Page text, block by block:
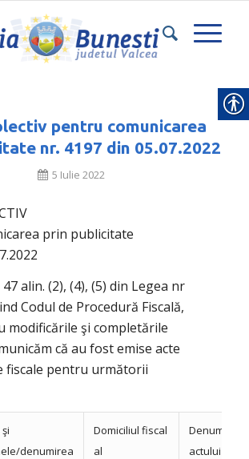
pentru comunicarea
nr. 4197 din 05.07.2022
5 Iulie 2022
prin publicitate
alin. (2), (4), (5) din Legea nr
Codul de Procedură Fiscală,
modificările şi completările
că au fost emise acte
fiscale pentru următorii
denumirea
Domiciliul fiscal
al
Denumirea
actului